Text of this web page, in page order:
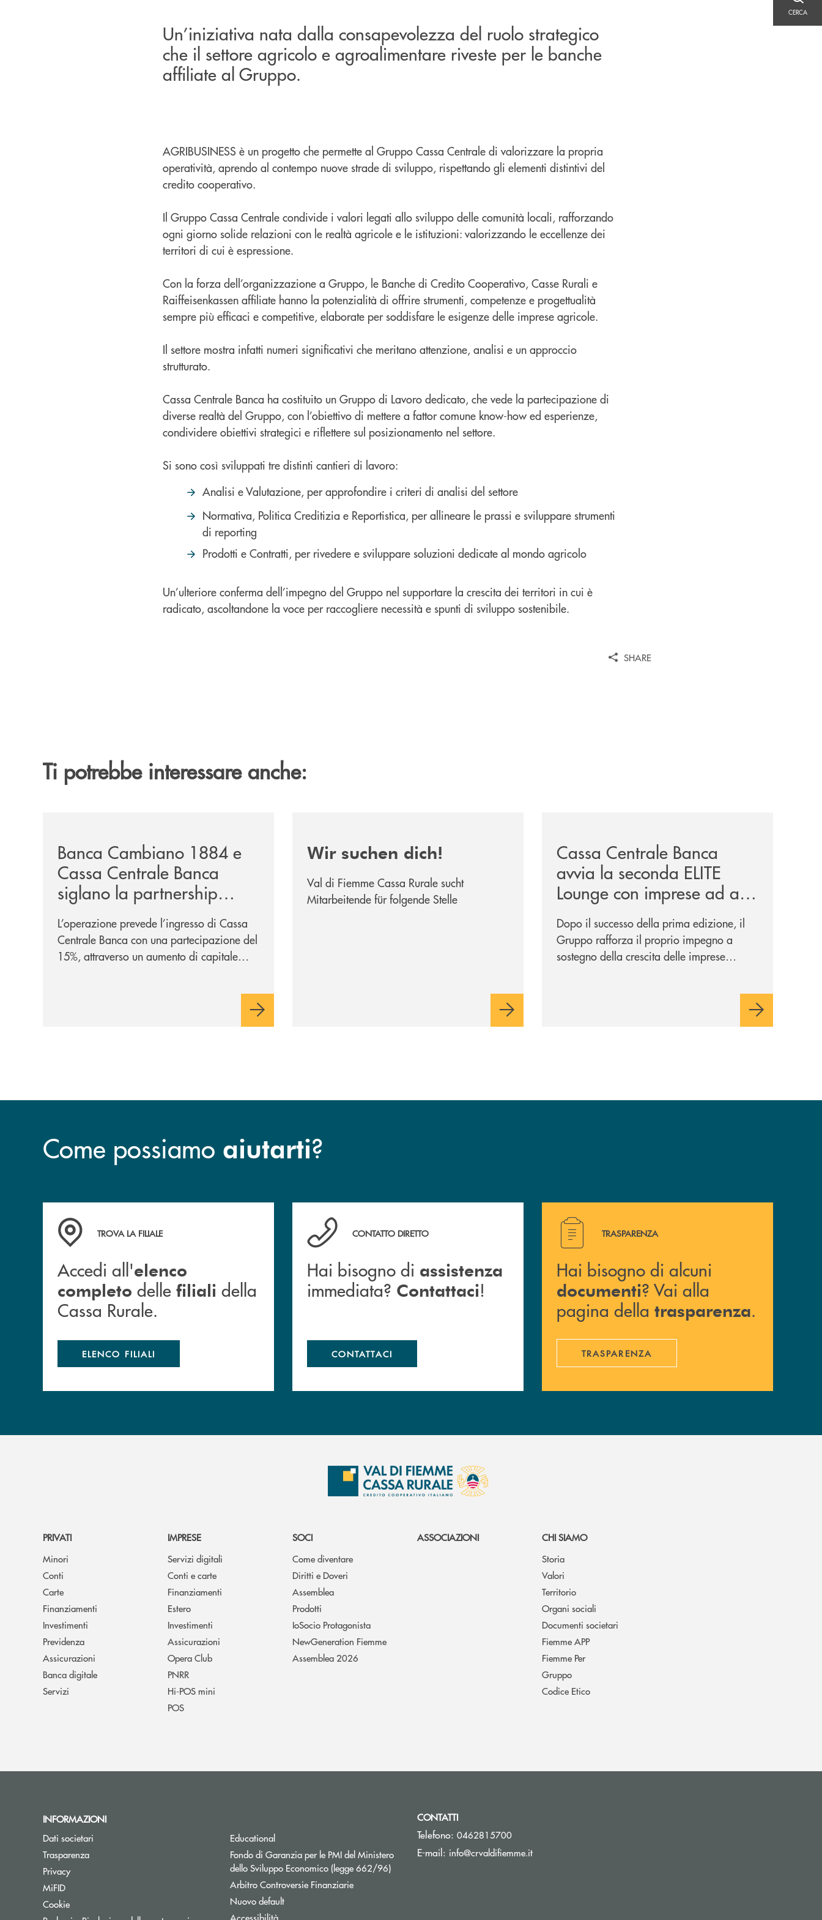
CERCA
Un’iniziativa nata dalla consapevolezza del ruolo strategico
che il settore agricolo e agroalimentare riveste per le banche
affiliate al Gruppo.
AGRIBUSINESS è un progetto che permette al Gruppo Cassa Centrale di valorizzare la propria
operatività, aprendo al contempo nuove strade di sviluppo, rispettando gli elementi distintivi del
credito cooperativo.
Il Gruppo Cassa Centrale condivide i valori legati allo sviluppo delle comunità locali, rafforzando
ogni giorno solide relazioni con le realtà agricole e le istituzioni: valorizzando le eccellenze dei
territori di cui è espressione.
Con la forza dell’organizzazione a Gruppo, le Banche di Credito Cooperativo, Casse Rurali e
Raiffeisenkassen affiliate hanno la potenzialità di offrire strumenti, competenze e progettualità
sempre più efficaci e competitive, elaborate per soddisfare le esigenze delle imprese agricole.
Il settore mostra infatti numeri significativi che meritano attenzione, analisi e un approccio
strutturato.
Cassa Centrale Banca ha costituito un Gruppo di Lavoro dedicato, che vede la partecipazione di
diverse realtà del Gruppo, con l’obiettivo di mettere a fattor comune know-how ed esperienze,
condividere obiettivi strategici e riflettere sul posizionamento nel settore.
Si sono così sviluppati tre distinti cantieri di lavoro:
Analisi e Valutazione, per approfondire i criteri di analisi del settore
Normativa, Politica Creditizia e Reportistica, per allineare le prassi e sviluppare strumenti
di reporting
Prodotti e Contratti, per rivedere e sviluppare soluzioni dedicate al mondo agricolo
Un’ulteriore conferma dell’impegno del Gruppo nel supportare la crescita dei territori in cui è
radicato, ascoltandone la voce per raccogliere necessità e spunti di sviluppo sostenibile.
SHARE
Ti potrebbe interessare anche:
Banca Cambiano 1884 e
Cassa Centrale Banca
siglano la partnership
strategica
L’operazione prevede l’ingresso di Cassa
Centrale Banca con una partecipazione del
15%, attraverso un aumento di capitale
sulla condivisione di valori comuni e sulla
prossimità ai territori, per ampliare l’offerta
Wir suchen dich!
Val di Fiemme Cassa Rurale sucht
Mitarbeitende für folgende Stelle
Cassa Centrale Banca
avvia la seconda ELITE
Lounge con imprese ad alto
potenziale
Dopo il successo della prima edizione, il
Gruppo rafforza il proprio impegno a
sostegno della crescita delle imprese
Come possiamo aiutarti?
Accedi all' elenco completo delle filiali della Cassa Rurale.
TROVA LA FILIALE
Accedi all'elenco
completo delle filiali della
Cassa Rurale.
ELENCO FILIALI
Hai bisogno di assistenza immediata? Contattaci !
CONTATTO DIRETTO
Hai bisogno di assistenza
immediata? Contattaci!
CONTATTACI
Hai bisogno di alcuni documenti ? Vai alla pagina della
TRASPARENZA
Hai bisogno di alcuni
documenti? Vai alla
pagina della trasparenza.
TRASPARENZA
PRIVATI
Minori
Conti
Carte
Finanziamenti
Investimenti
Previdenza
Assicurazioni
Banca digitale
Servizi
IMPRESE
Servizi digitali
Conti e carte
Finanziamenti
Estero
Investimenti
Assicurazioni
Opera Club
PNRR
Hi-POS mini
POS
SOCI
Come diventare
Diritti e Doveri
Assemblea
Prodotti
IoSocio Protagonista
NewGeneration Fiemme
Assemblea 2026
ASSOCIAZIONI
CHI SIAMO
Storia
Valori
Territorio
Organi sociali
Documenti societari
Fiemme APP
Fiemme Per
Gruppo
Codice Etico
INFORMAZIONI
Dati societari
Trasparenza
Privacy
MiFID
Cookie
Educational
Fondo di Garanzia per le PMI del Ministero
dello Sviluppo Economico (legge 662/96)Apre una nuova finestra
Arbitro Controversie FinanziarieApre una nuova finestra
Nuovo default
Accessibilità
CONTATTI
Telefono: 0462815700
E-mail: info@crvaldifiemme.it(si apre l’app di posta elettronica)